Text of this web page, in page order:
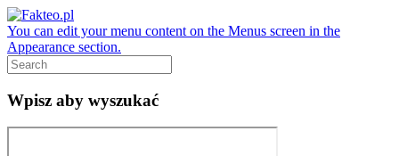
You can edit your menu content on the Menus screen in the
Appearance section.
Wpisz aby wyszukać